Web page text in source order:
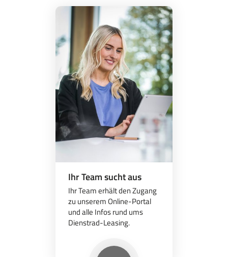
Ihr Team sucht aus
Ihr Team erhält den Zugang
zu unserem Online-Portal
und alle Infos rund ums
Dienstrad-Leasing.